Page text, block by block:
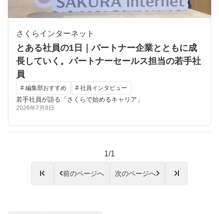
さくらインターネット
とある社員の1日｜パートナー企業とともに成
長していく。パートナーセールス担当の若手社
員
# 編集部おすすめ # 社員インタビュー
若手社員が語る「さくらで始めるキャリア」
2026年7月8日
1/1
前のページへ 次のページへ